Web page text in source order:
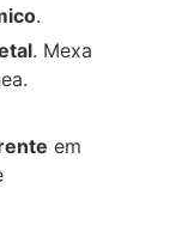
.
. Mexa
em